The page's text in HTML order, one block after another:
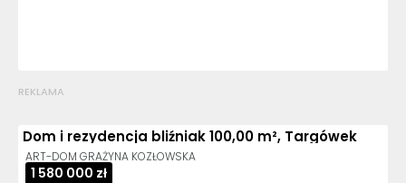
REKLAMA
Dom i rezydencja bliźniak 100,00 m², Targówek
ART-DOM GRAŻYNA KOZŁOWSKA
1 580 000 zł